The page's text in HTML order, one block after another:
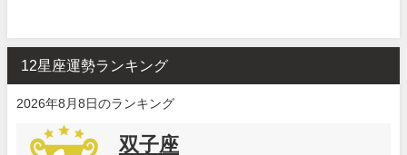
12星座運勢ランキング
2026年8月8日のランキング
双子座